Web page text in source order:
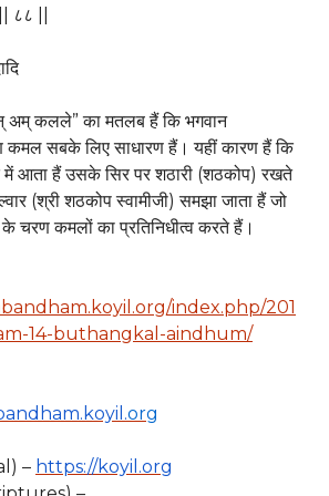
८८ ||
अम् कलले” का मतलब हैं कि भगवान
कमल सबके लिए साधारण हैं। यहीं कारण हैं कि
में आता हैं उसके सिर पर शठारी (शठकोप) रखते
(श्री शठकोप स्वामीजी) समझा जाता हैं जो
के चरण कमलों का प्रतिनिधीत्व करते हैं।
index.php/201
14-buthangkal-aindhum/
org
– https://koyil.org